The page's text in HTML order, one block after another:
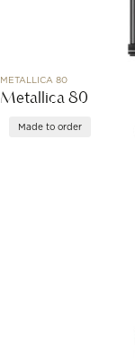
METALLICA 80
Metallica 80
Made to order